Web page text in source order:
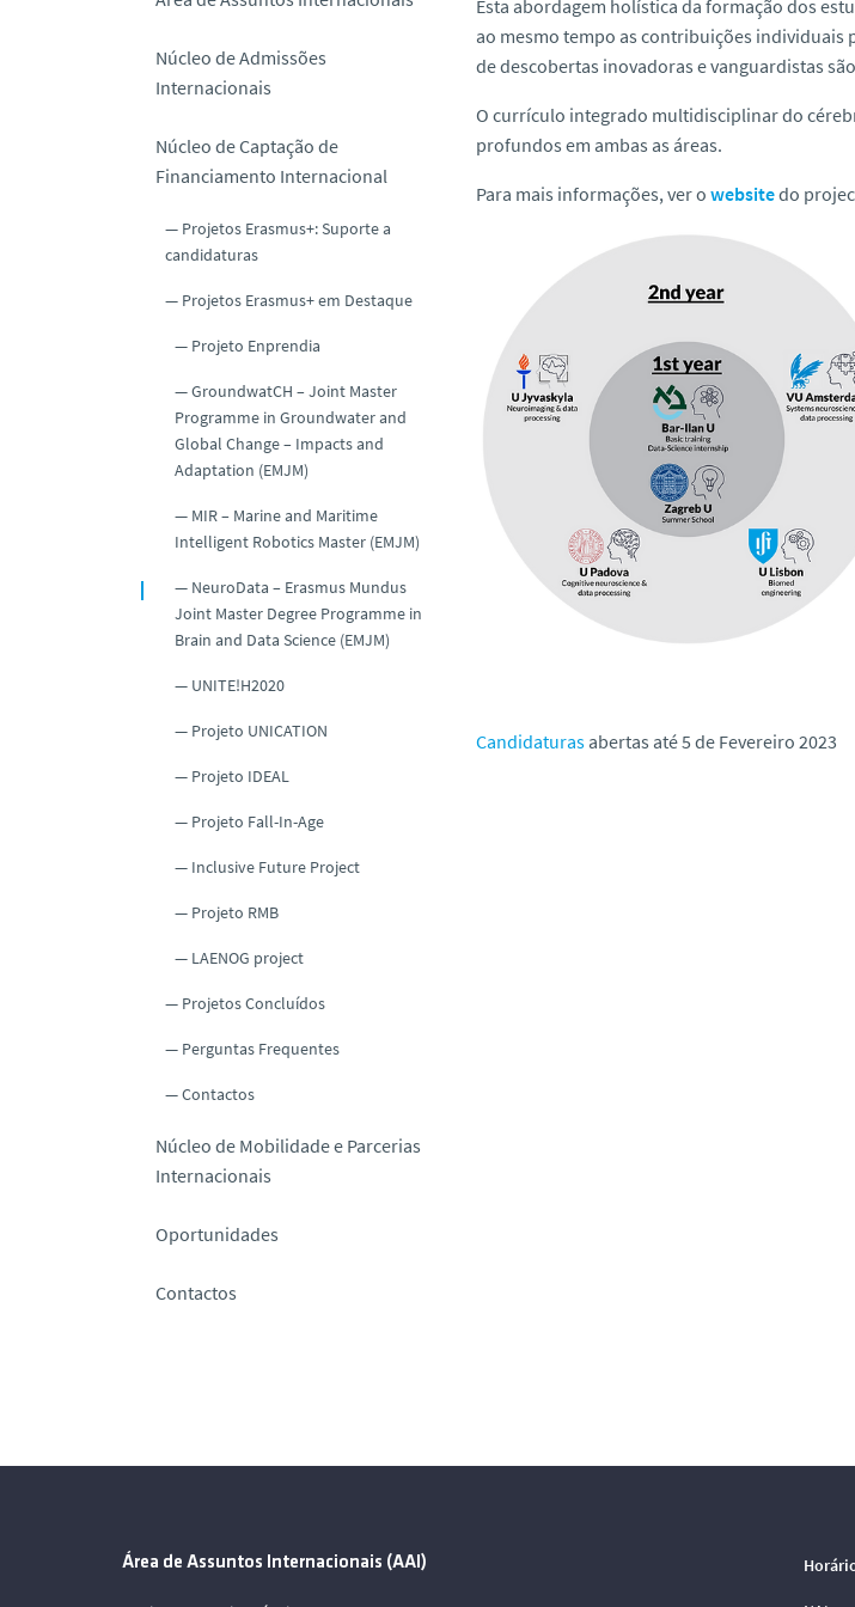
Núcleo de Admissões
Internacionais
Núcleo de Captação de
Financiamento Internacional
Projetos Erasmus+: Suporte a
candidaturas
Projetos Erasmus+ em Destaque
Projeto Enprendia
GroundwatCH – Joint Master
Programme in Groundwater and
Global Change – Impacts and
Adaptation (EMJM)
MIR – Marine and Maritime
Intelligent Robotics Master (EMJM)
NeuroData – Erasmus Mundus
Joint Master Degree Programme in
Brain and Data Science (EMJM)
UNITE!H2020
Projeto UNICATION
Projeto IDEAL
Projeto Fall-In-Age
Inclusive Future Project
Projeto RMB
LAENOG project
Projetos Concluídos
Perguntas Frequentes
Contactos
Núcleo de Mobilidade e Parcerias
Internacionais
Oportunidades
Contactos
Esta abordagem holística da formação dos
ao mesmo tempo as contribuições individuais
de descobertas inovadoras e vanguardistas
O currículo integrado multidisciplinar do
profundos em ambas as áreas.
Para mais informações, ver o websitedo
Candidaturas abertas até 5 de Fevereiro 2023
Área de Assuntos Internacionais (AAI)